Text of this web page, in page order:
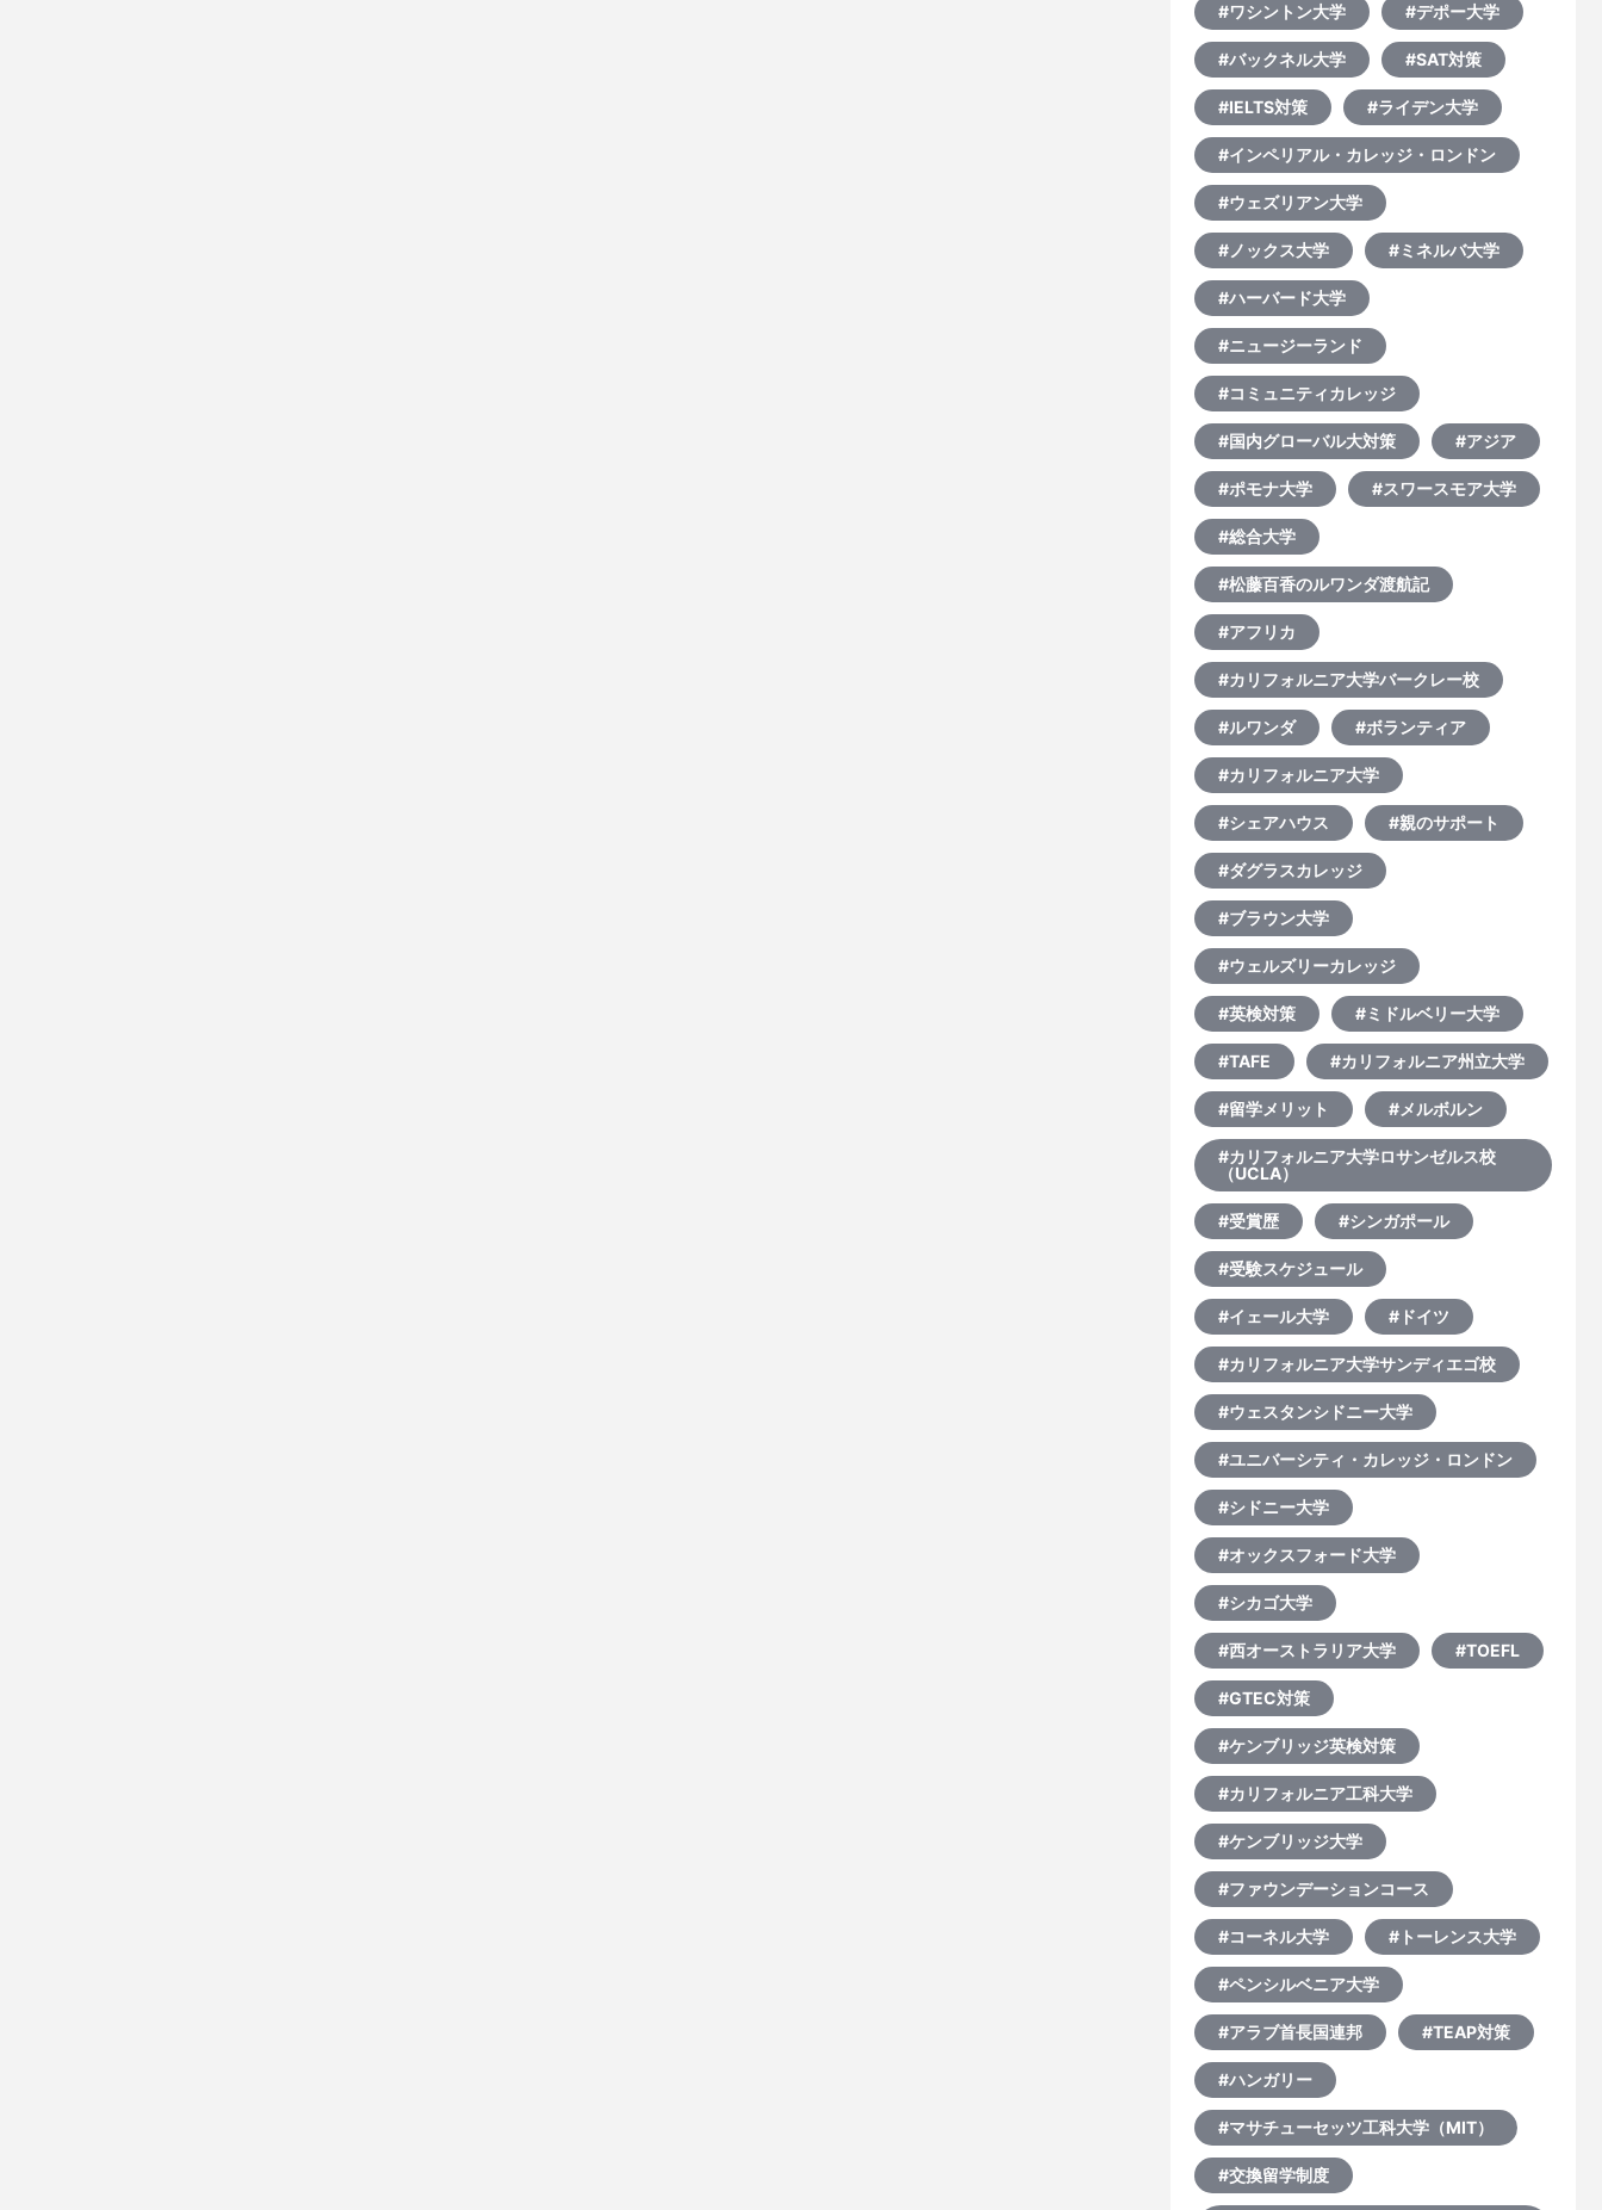
#ワシントン大学 #デポー大学
#バックネル大学 #SAT対策
#IELTS対策 #ライデン大学
#インペリアル・カレッジ・ロンドン
#ウェズリアン大学
#ノックス大学 #ミネルバ大学
#ハーバード大学
#ニュージーランド
#コミュニティカレッジ
#国内グローバル大対策 #アジア
#ポモナ大学 #スワースモア大学
#総合大学
#松藤百香のルワンダ渡航記
#アフリカ
#カリフォルニア大学バークレー校
#ルワンダ #ボランティア
#カリフォルニア大学
#シェアハウス #親のサポート
#ダグラスカレッジ
#ブラウン大学
#ウェルズリーカレッジ
#英検対策 #ミドルベリー大学
#TAFE #カリフォルニア州立大学
#留学メリット #メルボルン
#カリフォルニア大学ロサンゼルス校
（UCLA）
#受賞歴 #シンガポール
#受験スケジュール
#イェール大学 #ドイツ
#カリフォルニア大学サンディエゴ校
#ウェスタンシドニー大学
#ユニバーシティ・カレッジ・ロンドン
#シドニー大学
#オックスフォード大学
#シカゴ大学
#西オーストラリア大学 #TOEFL
#GTEC対策
#ケンブリッジ英検対策
#カリフォルニア工科大学
#ケンブリッジ大学
#ファウンデーションコース
#コーネル大学 #トーレンス大学
#ペンシルベニア大学
#アラブ首長国連邦 #TEAP対策
#ハンガリー
#マサチューセッツ工科大学（MIT）
#交換留学制度